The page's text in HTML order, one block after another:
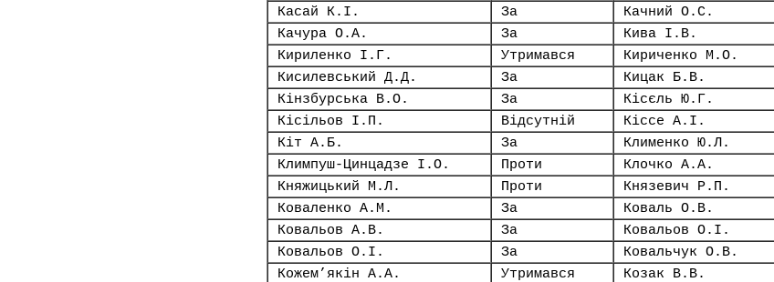
Касай К.І.
За Качний О.С.
Качура О.А.
За Кива І.В.
Кириленко І.Г.
Утримався Кириченко М.О.
Кисилевський Д.Д.
За Кицак Б.В.
Кінзбурська В.О.
За Кісєль Ю.Г.
Кісільов І.П.
Відсутній Кіссе А.І.
Кіт А.Б.
За Клименко Ю.Л.
Климпуш-Цинцадзе І.О.
Проти Клочко А.А.
Княжицький М.Л.
Проти Князевич Р.П.
Коваленко А.М.
За Коваль О.В.
Ковальов А.В.
За Ковальов О.І.
Ковальов О.І.
За Ковальчук О.В.
Кожем’якін А.А.
Утримався Козак В.В.